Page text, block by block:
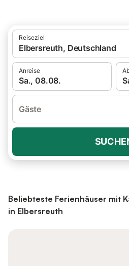
Reiseziel
Elbersreuth, Deutschland
Anreise
Sa., 08.08.
Gäste
Beliebteste Ferienhäuser mit
in Elbersreuth